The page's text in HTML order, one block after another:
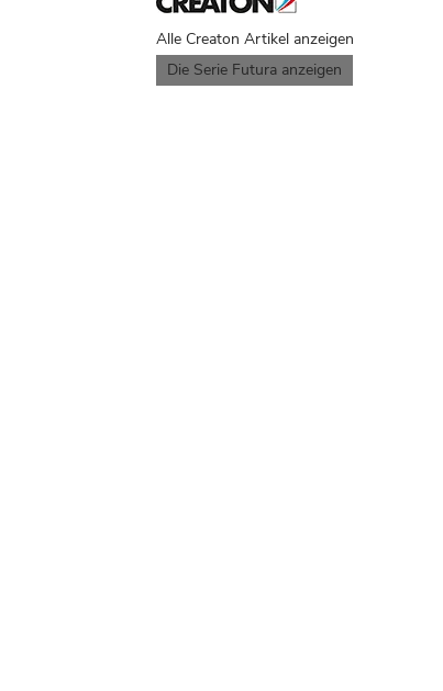
Alle Creaton Artikel anzeigen
Die Serie Futura anzeigen